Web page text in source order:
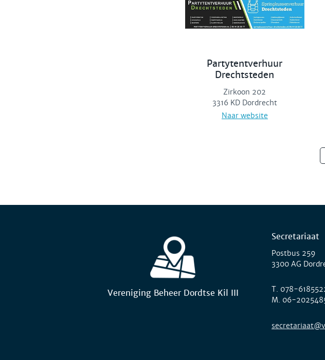
Partytentverhuur
Drechtsteden
Zirkoon 202
3316 KD Dordrecht
Naar website
Vereniging Beheer Dordtse Kil III
Secretariaat
Postbus 259
3300 AG
T. 078-
M. 06-